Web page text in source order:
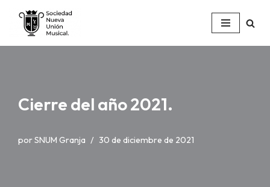
Saltar
al
Cierre del año 2021.
porSNUM Granja 30 de diciembre de 2021